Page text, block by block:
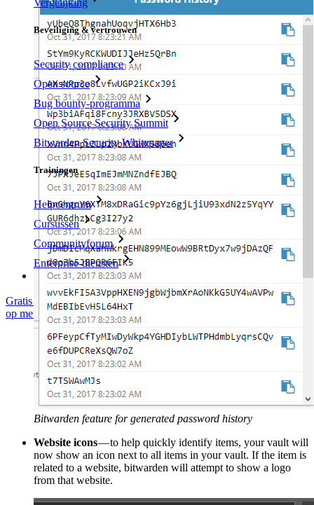
Beveiliging & vertrouwen
Security compliance
Open source
Bug bounty-programma
Open Source Security Summit
Bitwarden Security Whitepaper
Trainingen
Helpcentrum
Cursussen
Communityforum
Enterprise-diensten
Gratis startenGratis startenNeem contact op met Sales
Neem contact
op met Sales
InloggenInloggen
Bitwarden feature for generated password history
Website icons— to help quickly identify items, your vault will
now show an icon next to all items in your vault. If the item is
related to a website, bitwarden will attempt to show a logo
from that website.